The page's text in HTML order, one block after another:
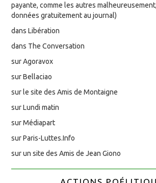
payante, comme les autres
données gratuitement au journal)
dans Libération
dans The Conversation
sur Agoravox
sur Bellaciao
sur le site des Amis de Montaigne
sur Lundi matin
sur Médiapart
sur Paris-Luttes.Info
sur un site des Amis de Jean Giono